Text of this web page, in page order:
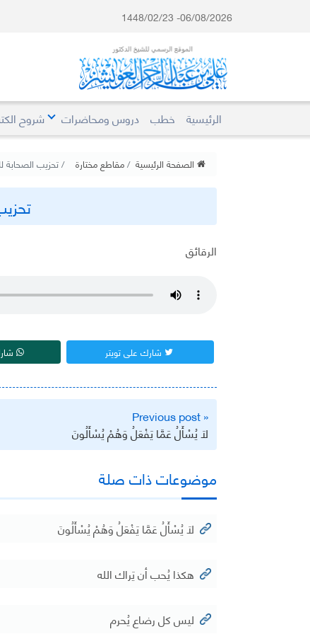
06/08/2026- 1448/02/23
الرئيسية خطب دروس ومحاضرات شروح
الصفحة الرئيسية مقاطع مختارة تحزيب الصحابة
الرقائق
شارك على تويتر
تصفّح
المقالات
« Previous post
لَا يُسْأَلُ عَمَّا يَفْعَلُ وَهُمْ يُسْأَلُونَ
موضوعات ذات صلة
لَا يُسْأَلُ عَمَّا يَفْعَلُ وَهُمْ يُسْأَلُونَ
هكذا يُحب أن يَراك الله
ليس كل رضاع يُحرم